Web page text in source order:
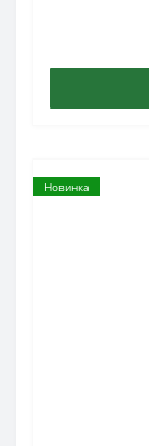
Новинка